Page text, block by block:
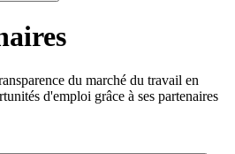
du marché du travail en
d'emploi grâce à ses partenaires